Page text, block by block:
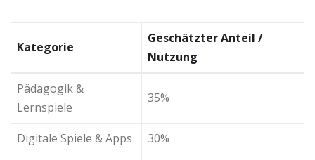
Kategorie
Geschätzter Anteil /
Nutzung
Pädagogik &
Lernspiele
35%
Digitale Spiele & Apps
30%